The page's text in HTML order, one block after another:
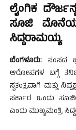
ಲೈಂಗಿಕ
ಸೂಜಿ
ಸಿದ್ದರಾಮಯ್ಯ
ಬೆಂಗಳೂರು: ಸಂಸದ
ಆರೋಪಗಳ ಬಗ್ಗೆ
ಸ್ವತಂತ್ರವಾಗಿ ಮತ್ತು
ಸರ್ಕಾರ ಒಂದು
ಎಂದು ಮುಖ್ಯಮಂತ್ರಿ